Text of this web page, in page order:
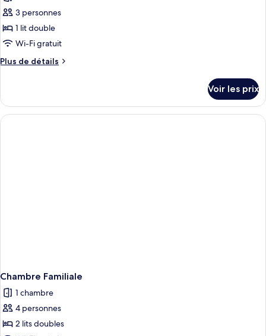
3 personnes
1 lit double
Wi-Fi gratuit
Plus de détails
Plus
le
type
de
Voir les prix
Chambre Familiale
1 chambre
4 personnes
2 lits doubles